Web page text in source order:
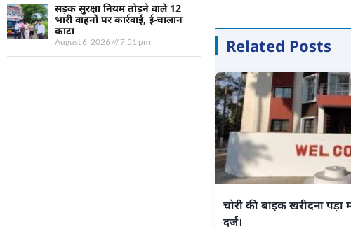
सड़क सुरक्षा नियम तोड़ने वाले 12
भारी वाहनों पर कार्रवाई, ई-चालान
काटा
August 6, 2026 7:51 pm Related Posts
चोरी की बाइक खरीदना पड़ा
दर्ज।